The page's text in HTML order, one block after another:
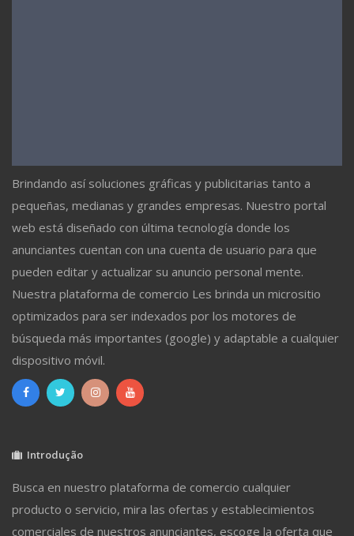
Brindando así soluciones gráficas y publicitarias tanto a
pequeñas, medianas y grandes empresas. Nuestro portal
web está diseñado con última tecnología donde los
anunciantes cuentan con una cuenta de usuario para que
pueden editar y actualizar su anuncio personal mente.
Nuestra plataforma de comercio Les brinda un micrositio
optimizados para ser indexados por los motores de
búsqueda más importantes (google) y adaptable a cualquier
dispositivo móvil.
Introdução
Busca en nuestro plataforma de comercio cualquier
producto o servicio, mira las ofertas y establecimientos
comerciales de nuestros anunciantes, escoge la oferta que